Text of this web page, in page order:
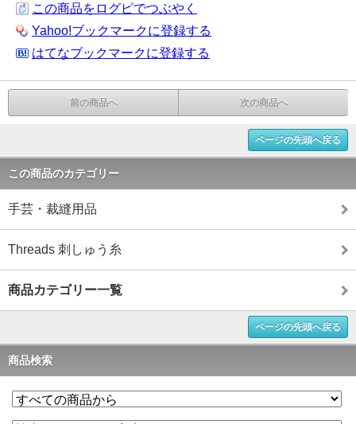
この商品をログピでつぶやく
Yahoo!ブックマークに登録する
はてなブックマークに登録する
前の商品へ 次の商品へ
ページの先頭へ戻る
この商品のカテゴリー
手芸・裁縫用品
Threads 刺しゅう糸
商品カテゴリー一覧
ページの先頭へ戻る
商品検索